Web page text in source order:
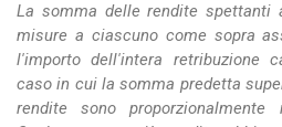
La somma delle rendite spettanti
misure a ciascuno come sopra
l'importo dell'intera retribuzione
caso in cui la somma predetta
rendite sono